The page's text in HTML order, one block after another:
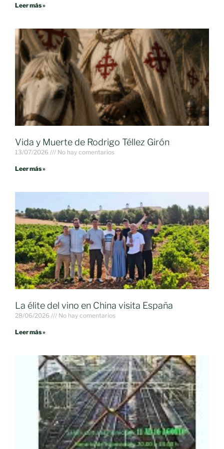
Leer más »
Vida y Muerte de Rodrigo Téllez Girón
13/07/2026 No hay comentarios
Leer más »
La élite del vino en China visita España
28/06/2026 No hay comentarios
Leer más »